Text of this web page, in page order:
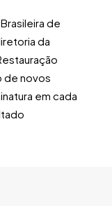
de
da
de novos
em cada